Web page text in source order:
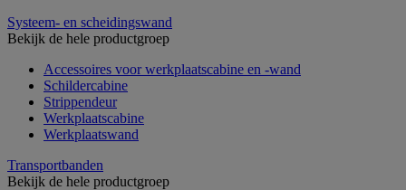
Systeem- en scheidingswand
Bekijk de hele productgroep
Accessoires voor werkplaatscabine en -wand
Schildercabine
Strippendeur
Werkplaatscabine
Werkplaatswand
Transportbanden
Bekijk de hele productgroep